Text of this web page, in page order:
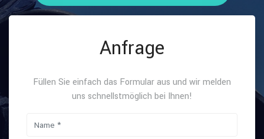
Anfrage
Füllen Sie einfach das Formular aus und wir melden
uns schnellstmöglich bei Ihnen!